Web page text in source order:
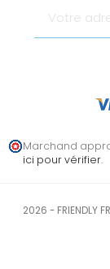
Marchand
ici pour vérifier.
2026 - FRIENDLY